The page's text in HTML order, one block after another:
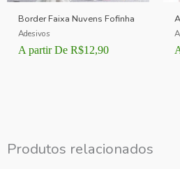
Border Faixa Nuvens Fofinha
Adesivos
A partir De R$12,90
Produtos relacionados